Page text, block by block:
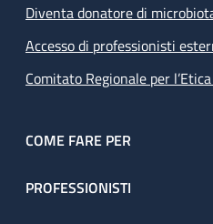
Diventa donatore di
Accesso di professionisti
Comitato Regionale per
COME FARE PER
PROFESSIONISTI